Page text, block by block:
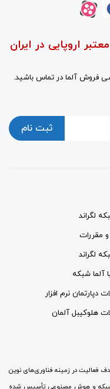
اروپایی در ایران
فروش آلما در تماس باشید.
ثبت نام
لگراند
و مقررات
لگراند
آلما شبکه
دپارتمان نرم افزار
هلوکیبل آلمان
فعالیت در زمینه فناوری‌های نوین
شبکه و هوش مصنوعی تأسیس شده